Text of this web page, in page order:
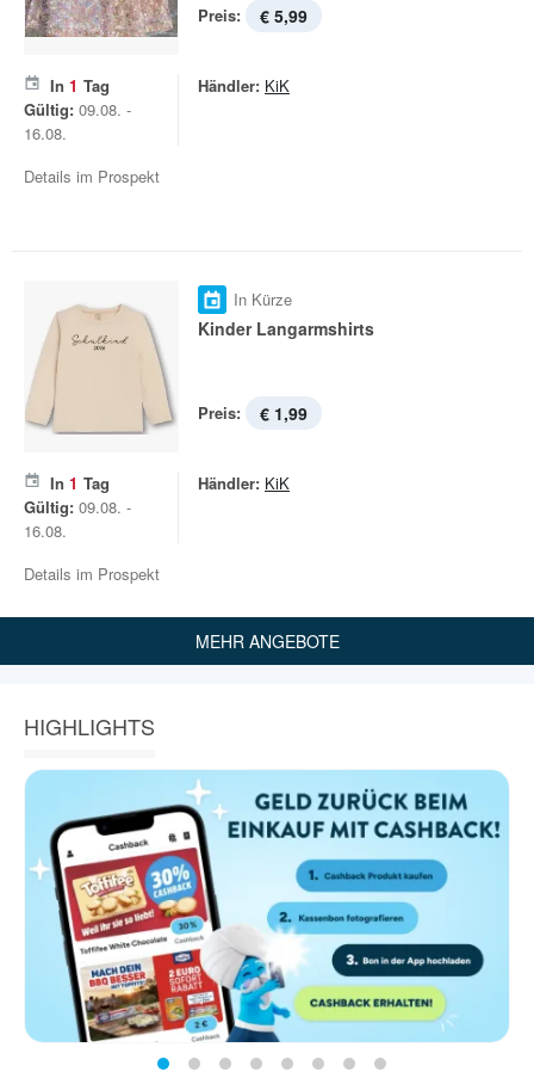
Preis: € 5,99
In 1 Tag
Gültig: 09.08. -
16.08.
Händler: KiK
Details im Prospekt
In Kürze
Kinder Langarmshirts
Preis: € 1,99
In 1 Tag
Gültig: 09.08. -
16.08.
Händler: KiK
Details im Prospekt
MEHR ANGEBOTE
HIGHLIGHTS